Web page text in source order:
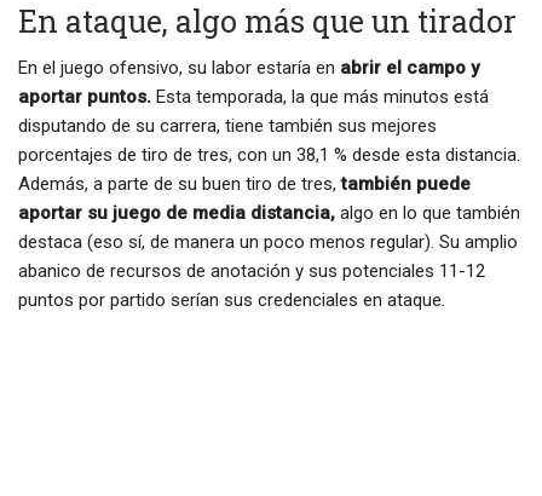
En ataque, algo más que un tirador
En el juego ofensivo, su labor estaría en abrir el campo y
aportar puntos. Esta temporada, la que más minutos está
disputando de su carrera, tiene también sus mejores
porcentajes de tiro de tres, con un 38,1 % desde esta distancia.
Además, a parte de su buen tiro de tres, también puede
aportar su juego de media distancia, algo en lo que también
destaca (eso sí, de manera un poco menos regular). Su amplio
abanico de recursos de anotación y sus potenciales 11-12
puntos por partido serían sus credenciales en ataque.